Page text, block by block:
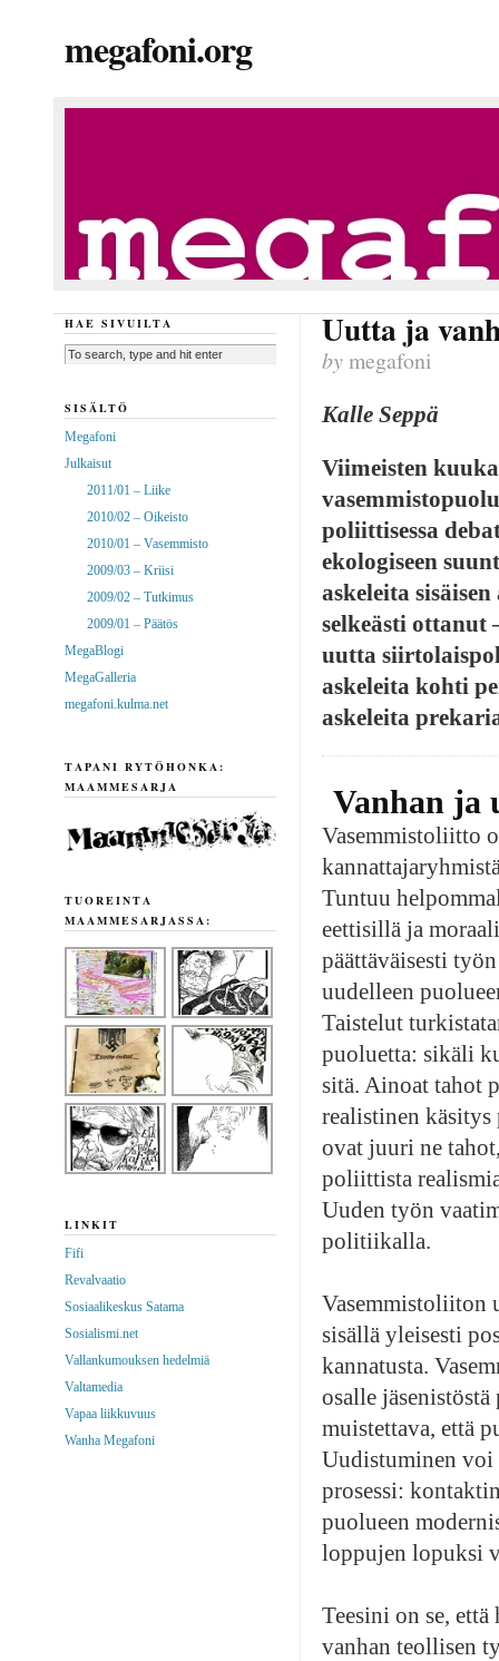
megafoni.org
Uutta ja
bymegafoni
Kalle Seppä
Viimeisten
poliittisessa
ekologiseen
askeleita
selkeästi ottanut
uutta
askeleita kohti
askeleita
Vanhan ja
Vasemmistoliitto
Tuntuu
eettisillä ja
päättäväisesti
uudelleen
Taistelut
puoluetta: sikäli
sitä. Ainoat tahot
realistinen
ovat juuri ne
poliittista
Uuden työn
politiikalla.
Vasemmistoliiton
sisällä yleisesti
kannatusta.
osalle
muistettava, että
Uudistuminen voi
prosessi:
puolueen
loppujen lopuksi
Teesini on se,
vanhan teollisen
HAE SIVUILTA
SISÄLTÖ
Megafoni
Julkaisut
2011/01 – Liike
2010/02 – Oikeisto
2010/01 – Vasemmisto
2009/03 – Kriisi
2009/02 – Tutkimus
2009/01 – Päätös
MegaBlogi
MegaGalleria
megafoni.kulma.net
TAPANI RYTÖHONKA:
MAAMMESARJA
TUOREINTA
MAAMMESARJASSA:
LINKIT
Fifi
Revalvaatio
Sosiaalikeskus Satama
Sosialismi.net
Vallankumouksen hedelmiä
Valtamedia
Vapaa liikkuvuus
Wanha Megafoni